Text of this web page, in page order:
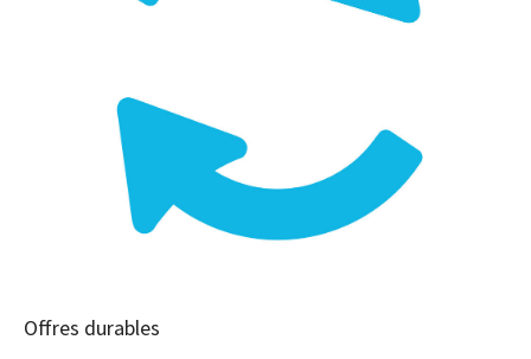
Offres durables